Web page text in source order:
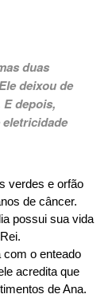
duas
deixou de
depois,
verdes e orfão
de câncer.
possui sua vida
com o enteado
acredita que
de Ana.